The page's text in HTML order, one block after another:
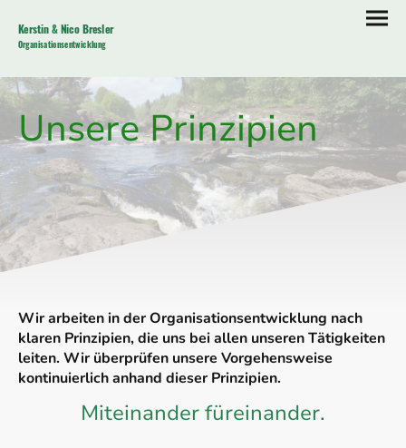
Kerstin & Nico Bresler
Organisationsentwicklung
Unsere Prinzipien
Wir arbeiten in der Organisationsentwicklung nach
klaren Prinzipien, die uns bei allen unseren Tätigkeiten
leiten. Wir überprüfen unsere Vorgehensweise
kontinuierlich anhand dieser Prinzipien.
Miteinander füreinander.